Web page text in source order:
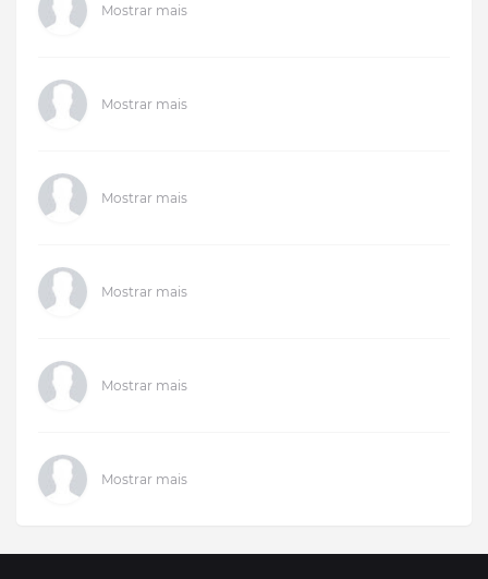
Mostrar mais
Mostrar mais
Mostrar mais
Mostrar mais
Mostrar mais
Mostrar mais